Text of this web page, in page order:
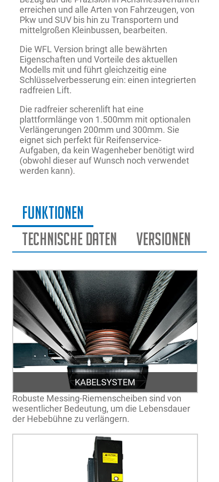
erreichen und alle Arten von Fahrzeugen, von
Pkw und SUV bis hin zu Transportern und
mittelgroßen Kleinbussen, bearbeiten.
Die WFL Version bringt alle bewährten
Eigenschaften und Vorteile des aktuellen
Modells mit und führt gleichzeitig eine
Schlüsselverbesserung ein: einen integrierten
radfreien Lift.
Die radfreier scherenlift hat eine
plattformlänge von 1.500mm mit optionalen
Verlängerungen 200mm und 300mm. Sie
eignet sich perfekt für Reifenservice-
Aufgaben, da kein Wagenheber benötigt wird
(obwohl dieser auf Wunsch noch verwendet
werden kann).
Funktionen
Technische Daten
Versionen
KABELSYSTEM
Robuste Messing-Riemenscheiben sind von
wesentlicher Bedeutung, um die Lebensdauer
der Hebebühne zu verlängern.